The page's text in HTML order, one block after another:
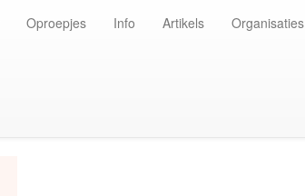
Oproepjes Info Artikels Organisaties